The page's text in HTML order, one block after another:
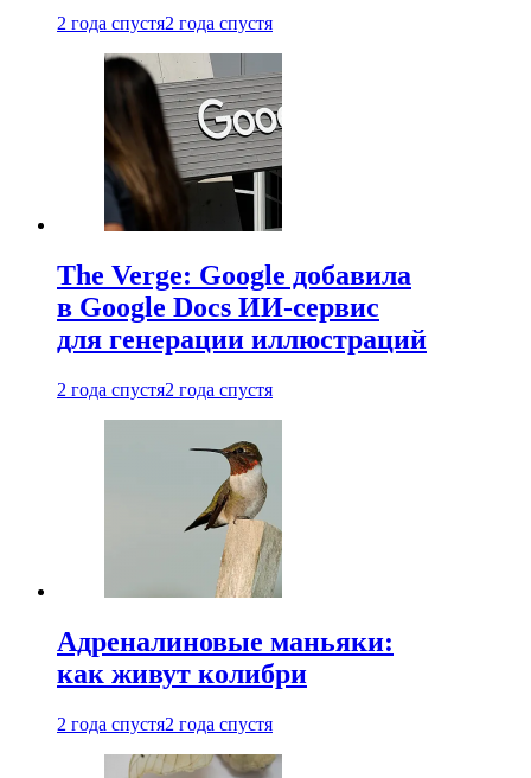
2 года спустя2 года спустя
The Verge: Google добавила
в Google Docs ИИ-сервис
для генерации иллюстраций
2 года спустя2 года спустя
Адреналиновые маньяки:
как живут колибри
2 года спустя2 года спустя